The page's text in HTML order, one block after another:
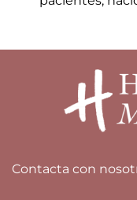
Contacta con